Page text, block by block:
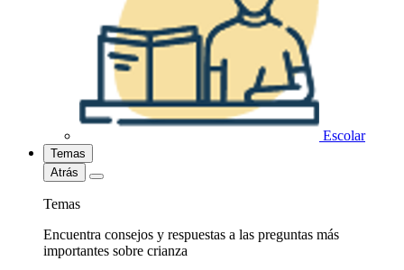
Escolar
Temas
Atrás
Temas
Encuentra consejos y respuestas a las preguntas más
importantes sobre crianza